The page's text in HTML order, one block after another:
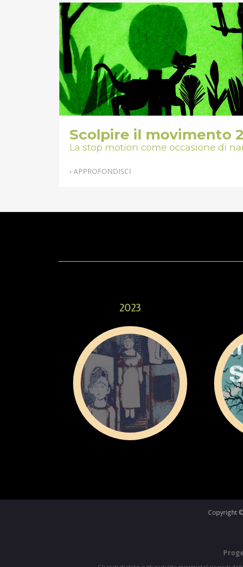
Scolpire il movimento
La stop motion come occasione di
› APPROFONDISCI
2023
Copyright